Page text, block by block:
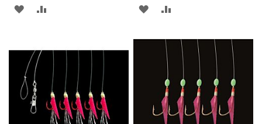
ZUR
HINZUFÜGEN
HINZUFÜGEN
ZUR
HINZUFÜGENHINZUFÜGEN